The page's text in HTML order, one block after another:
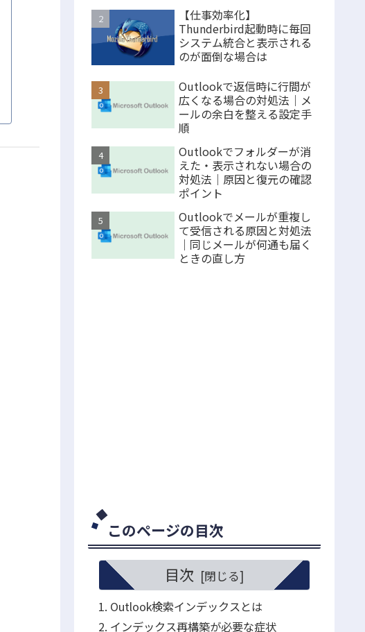
【仕事効率化】
Thunderbird起動時に毎回
システム統合と表示される
のが面倒な場合は
Outlookで返信時に行間が
広くなる場合の対処法｜メ
ールの余白を整える設定手
順
Outlookでフォルダーが消
えた・表示されない場合の
対処法｜原因と復元の確認
ポイント
Outlookでメールが重複し
て受信される原因と対処法
｜同じメールが何通も届く
ときの直し方
このページの目次
目次
Outlook検索インデックスとは
インデックス再構築が必要な症状